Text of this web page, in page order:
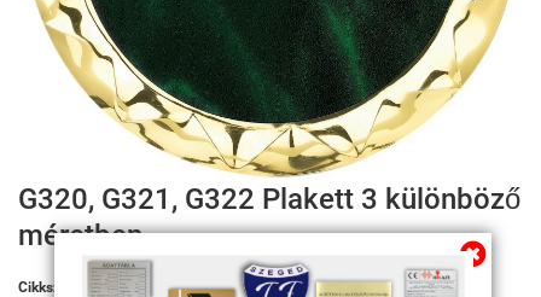
G320, G321, G322 Plakett 3 különböző
méretben
Cikkszám: G320, G321, G322